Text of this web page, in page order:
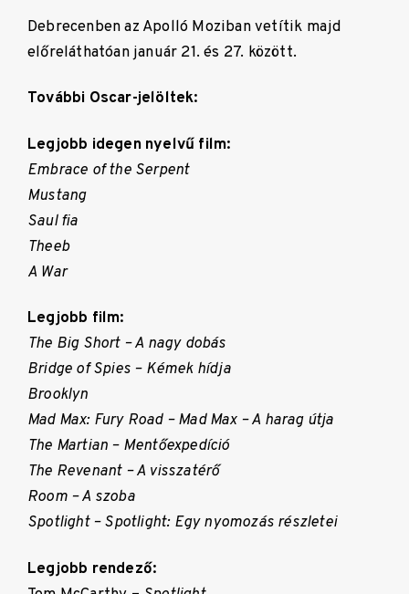
Debrecenben az Apolló Moziban vetítik majd
előreláthatóan január 21. és 27. között.
További Oscar-jelöltek:
Legjobb idegen nyelvű film:
Embrace of the Serpent
Mustang
Saul fia
Theeb
A War
Legjobb film:
The Big Short – A nagy dobás
Bridge of Spies – Kémek hídja
Brooklyn
Mad Max: Fury Road – Mad Max – A harag útja
The Martian – Mentőexpedíció
The Revenant – A visszatérő
Room – A szoba
Spotlight – Spotlight: Egy nyomozás részletei
Legjobb rendező: